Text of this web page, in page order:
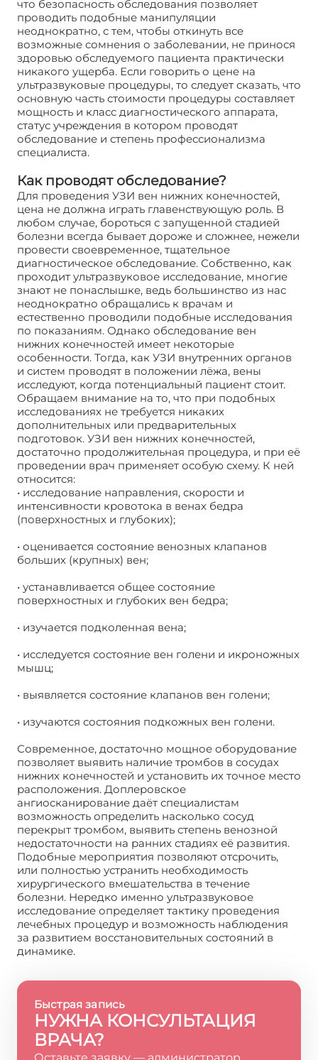
что безопасность обследования позволяет
проводить подобные манипуляции
неоднократно, с тем, чтобы откинуть все
возможные сомнения о заболевании, не принося
здоровью обследуемого пациента практически
никакого ущерба. Если говорить о цене на
ультразвуковые процедуры, то следует сказать, что
основную часть стоимости процедуры составляет
мощность и класс диагностического аппарата,
статус учреждения в котором проводят
обследование и степень профессионализма
специалиста.
Как проводят обследование?
Для проведения УЗИ вен нижних конечностей,
цена не должна играть главенствующую роль. В
любом случае, бороться с запущенной стадией
болезни всегда бывает дороже и сложнее, нежели
провести своевременное, тщательное
диагностическое обследование. Собственно, как
проходит ультразвуковое исследование, многие
знают не понаслышке, ведь большинство из нас
неоднократно обращались к врачам и
естественно проводили подобные исследования
по показаниям. Однако обследование вен
нижних конечностей имеет некоторые
особенности. Тогда, как УЗИ внутренних органов
и систем проводят в положении лёжа, вены
исследуют, когда потенциальный пациент стоит.
Обращаем внимание на то, что при подобных
исследованиях не требуется никаких
дополнительных или предварительных
подготовок. УЗИ вен нижних конечностей,
достаточно продолжительная процедура, и при её
проведении врач применяет особую схему. К ней
относится:
• исследование направления, скорости и
интенсивности кровотока в венах бедра
(поверхностных и глубоких);
• оценивается состояние венозных клапанов
больших (крупных) вен;
• устанавливается общее состояние
поверхностных и глубоких вен бедра;
• изучается подколенная вена;
• исследуется состояние вен голени и икроножных
мышц;
• выявляется состояние клапанов вен голени;
• изучаются состояния подкожных вен голени.
Современное, достаточно мощное оборудование
позволяет выявить наличие тромбов в сосудах
нижних конечностей и установить их точное место
расположения. Доплеровское
ангиосканирование даёт специалистам
возможность определить насколько сосуд
перекрыт тромбом, выявить степень венозной
недостаточности на ранних стадиях её развития.
Подобные мероприятия позволяют отсрочить,
или полностью устранить необходимость
хирургического вмешательства в течение
болезни. Нередко именно ультразвуковое
исследование определяет тактику проведения
лечебных процедур и возможность наблюдения
за развитием восстановительных состояний в
динамике.
Быстрая запись
НУЖНА КОНСУЛЬТАЦИЯ
ВРАЧА?